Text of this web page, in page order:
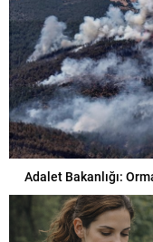
Adalet Bakanlığı: